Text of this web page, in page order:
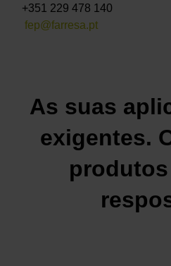
+351 229 478 140
fep@farresa.pt
As suas
exigentes.